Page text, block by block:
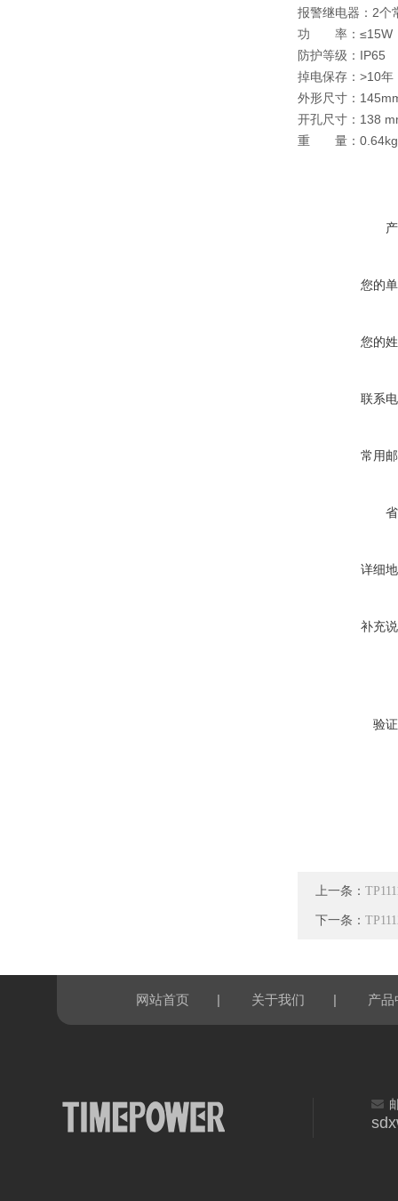
报警继电器：2个
功 率：≤15W
防护等级：IP65
掉电保存：>10年
外形尺寸：
开孔尺寸：138
重 量：0.64kg
您的
您的
联系
常用
详细
补充
验
上一条：
下一条：
网站首页 | 关于我们 | 产品